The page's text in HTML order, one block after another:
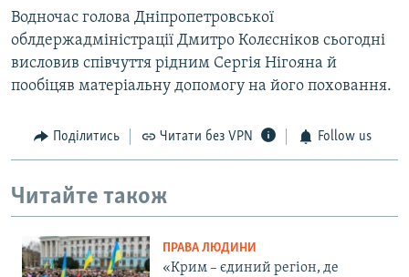
Водночас голова Дніпропетровської
облдержадміністрації Дмитро Колєсніков сьогодні
висловив співчуття рідним Сергія Нігояна й
пообіцяв матеріальну допомогу на його поховання.
Поділитись Читати без VPN Follow us
Читайте також
ПРАВА ЛЮДИНИ
«Крим – єдиний регіон, де